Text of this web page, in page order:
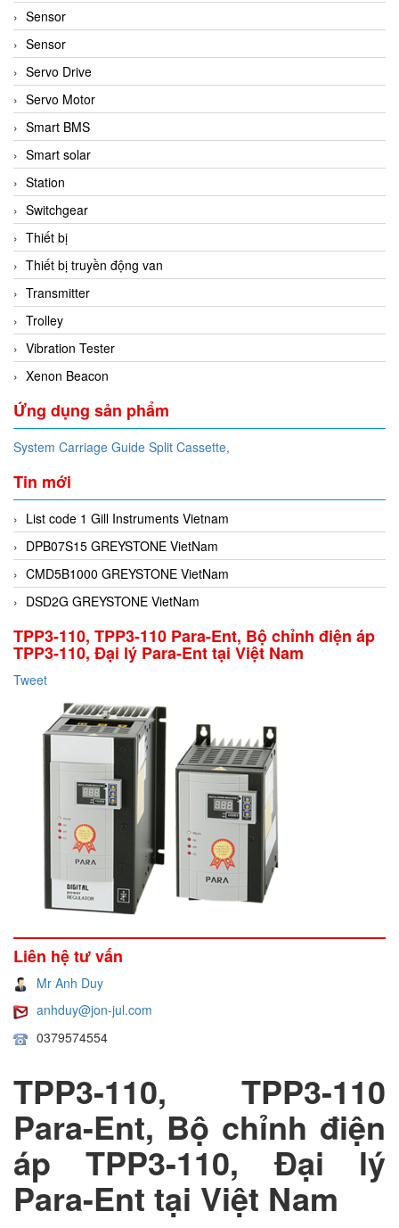
Sensor
Sensor
Servo Drive
Servo Motor
Smart BMS
Smart solar
Station
Switchgear
Thiết bị
Thiết bị truyền động van
Transmitter
Trolley
Vibration Tester
Xenon Beacon
Ứng dụng sản phẩm
System Carriage Guide Split Cassette,
Tin mới
List code 1 Gill Instruments Vietnam
DPB07S15 GREYSTONE VietNam
CMD5B1000 GREYSTONE VietNam
DSD2G GREYSTONE VietNam
TPP3-110, TPP3-110 Para-Ent, Bộ chỉnh điện áp
TPP3-110, Đại lý Para-Ent tại Việt Nam
Tweet
Liên hệ tư vấn
Mr Anh Duy
anhduy@jon-jul.com
0379574554
TPP3-110, TPP3-110
Para-Ent, Bộ chỉnh điện
áp TPP3-110, Đại lý
Para-Ent tại Việt Nam